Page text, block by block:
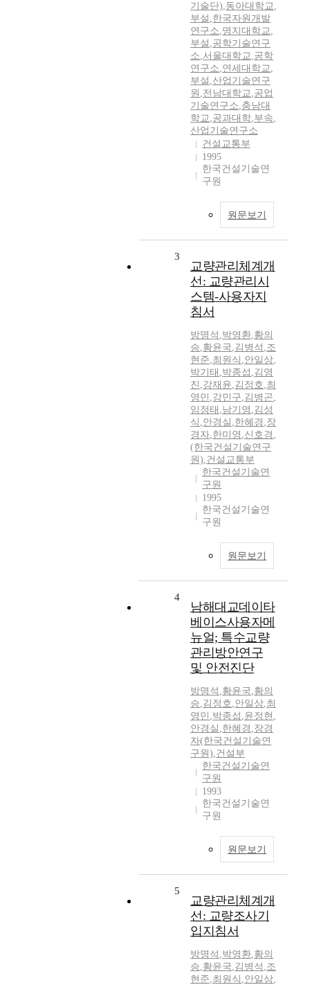
기술단),동아대학교,
부설 ,한국자원개발
연구소,명지대학교,
부설 ,공학기술연구
소,서울대학교,공학
연구소,연세대학교,
부설 ,산업기술연구
원 ,전남대학교,공업
기술연구소,충남대
학교,공과대학,부속,
산업기술연구소
건설교통부
1995
한국건설기술연
구원
원문보기
3
교량관리체계개
선: 교량관리시
스템-사용자지
침서
방명석 ,박영환,황의
승,황윤국,김병석 ,조
현준,최원식 ,안일상,
박기태 ,박종섭 ,김영
진 ,강재윤,김정호,최
영민 ,강민구,김병곤,
임정태 ,남기영 ,김성
식 ,안경실 ,한혜경 ,장
경자,한미영 ,신호경 ,
(한국건설기술연구
원),건설교통부
한국건설기술연
구원
1995
한국건설기술연
구원
원문보기
4
남해대교데이타
베이스사용자메
뉴얼; 특수교량
관리방안연구
및 안전진단
방명석 ,황윤국,황의
승,김정호,안일상,최
영민 ,박종섭 ,윤정현 ,
안경실 ,한혜경 ,장경
자(한국건설기술연
구원),건설부
한국건설기술연
구원
1993
한국건설기술연
구원
원문보기
5
교량관리체계개
선: 교량조사기
입지침서
방명석 ,박영환,황의
승,황윤국,김병석 ,조
현준,최원식 ,안일상,